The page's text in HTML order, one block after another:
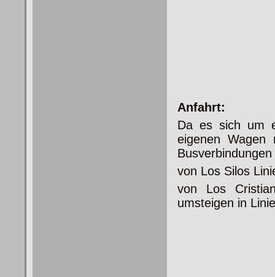
Anfahrt:
Da es sich um
eigenen
von Los Silos
von Los
umsteigen in